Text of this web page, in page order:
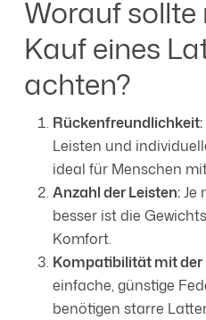
Worauf
Kauf eines
achten?
Rückenfreundlichkeit:
Leisten und
ideal für Menschen
Anzahl der Leisten:Je
besser ist die
Komfort.
Kompatibilität mit der
einfache, günstige
benötigen starre